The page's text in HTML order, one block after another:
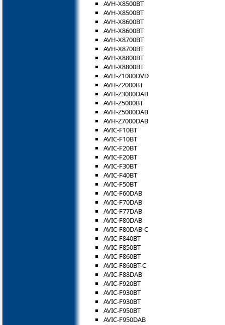
AVH-X8500BT
AVH-X8500BT
AVH-X8600BT
AVH-X8600BT
AVH-X8700BT
AVH-X8700BT
AVH-X8800BT
AVH-X8800BT
AVH-Z1000DVD
AVH-Z2000BT
AVH-Z3000DAB
AVH-Z5000BT
AVH-Z5000DAB
AVH-Z7000DAB
AVIC-F10BT
AVIC-F10BT
AVIC-F20BT
AVIC-F20BT
AVIC-F30BT
AVIC-F40BT
AVIC-F50BT
AVIC-F60DAB
AVIC-F70DAB
AVIC-F77DAB
AVIC-F80DAB
AVIC-F80DAB-C
AVIC-F840BT
AVIC-F850BT
AVIC-F860BT
AVIC-F860BT-C
AVIC-F88DAB
AVIC-F920BT
AVIC-F930BT
AVIC-F930BT
AVIC-F950BT
AVIC-F950DAB